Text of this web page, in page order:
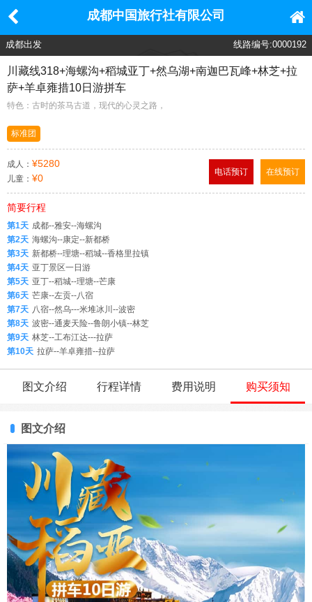
成都中国旅行社有限公司
成都出发 线路编号:0000192
川藏线318+海螺沟+稻城亚丁+然乌湖+南迦巴瓦峰+林芝+拉
萨+羊卓雍措10日游拼车
特色：古时的茶马古道，现代的心灵之路，
标准团
成人： ¥5280
儿童： ¥0
在线预订
电话预订
简要行程
第1天 成都--雅安--海螺沟
第2天 海螺沟--康定--新都桥
第3天 新都桥--理塘--稻城--香格里拉镇
第4天 亚丁景区一日游
第5天 亚丁--稻城--理塘--芒康
第6天 芒康--左贡--八宿
第7天 八宿--然乌---米堆冰川--波密
第8天 波密--通麦天险--鲁朗小镇--林芝
第9天 林芝--工布江达---拉萨
第10天 拉萨--羊卓雍措--拉萨
图文介绍 行程详情 费用说明 购买须知
图文介绍